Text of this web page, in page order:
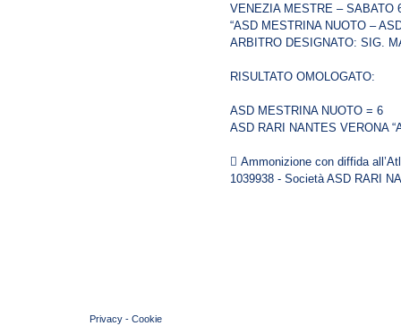
VENEZIA MESTRE – SABATO
“ASD MESTRINA NUOTO –
ARBITRO DESIGNATO: SIG.
RISULTATO OMOLOGATO:
ASD MESTRINA NUOTO = 6
ASD RARI NANTES VERONA
 Ammonizione con diffida
1039938 - Società ASD RARI
Privacy - Cookie